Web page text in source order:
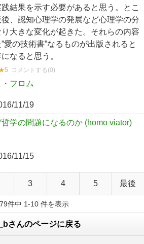
結果を示す必要があると思う。とこ
、認知心理学の発展など心理学の分
大きな変化が起きた。それらの内容
愛の技術書”なるものが出版されると
なると思う。
コメントする(0)
フロム
11/19
学の問題になるのか (homo viator)
11/15
3 4 5 最後
件中 1-10 件を表示
さんのページに戻る